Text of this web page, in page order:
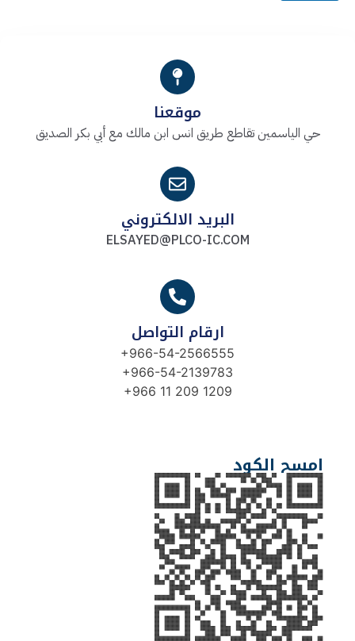
موقعنا
حي الياسمين تقاطع طريق انس ابن مالك مع أبي بكر الصديق
البريد الالكتروني
ELSAYED@PLCO-IC.COM
ارقام التواصل
+966-54-2566555
+966-54-2139783
+966 11 209 1209
امسح الكود